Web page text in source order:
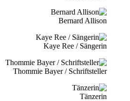
Bernard Allison
Kaye Ree / Sängerin
Thommie Bayer / Schriftsteller
Tänzerin